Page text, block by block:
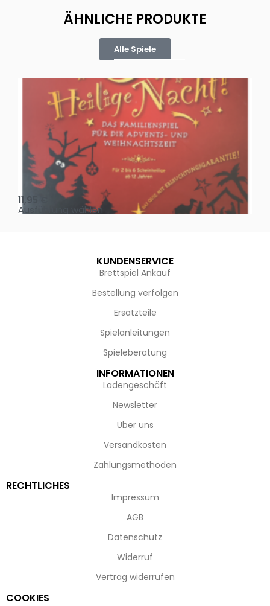
ÄHNLICHE PRODUKTE
Alle Spiele
Oh, heilige Nacht!
11,95
Ausführung wählen
KUNDENSERVICE
Brettspiel Ankauf
Bestellung verfolgen
Ersatzteile
Spielanleitungen
Spieleberatung
INFORMATIONEN
Ladengeschäft
Newsletter
Über uns
Versandkosten
Zahlungsmethoden
RECHTLICHES
Impressum
AGB
Datenschutz
Widerruf
Vertrag widerrufen
COOKIES